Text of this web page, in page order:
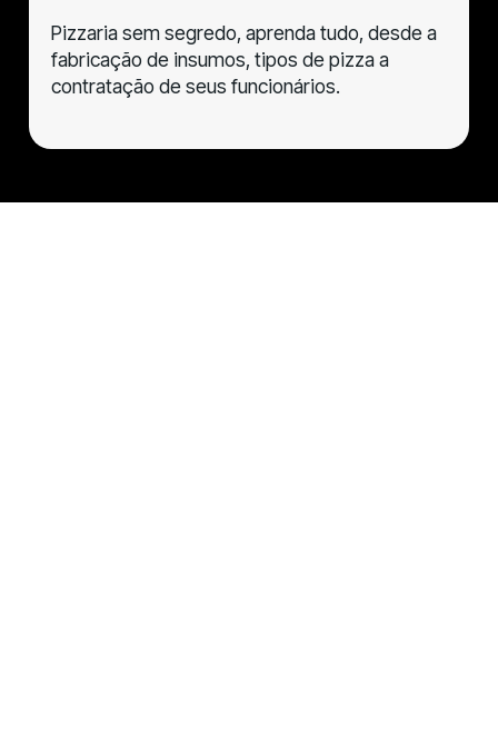
Pizzaria sem segredo, aprenda tudo, desde a
fabricação de insumos, tipos de pizza a
contratação de seus funcionários.